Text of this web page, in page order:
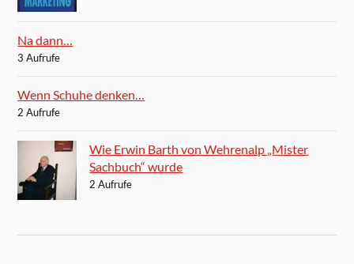
Na dann…
3 Aufrufe
Wenn Schuhe denken…
2 Aufrufe
Wie Erwin Barth von Wehrenalp „Mister
Sachbuch“ wurde
2 Aufrufe